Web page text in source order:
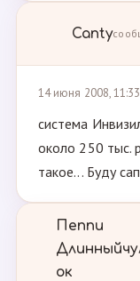
Canty
14 июня 2008, 11:33
система
около 250 тыс.
такое... Буду
Пеппи
ок